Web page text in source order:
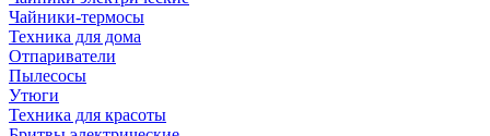
Чайники-термосы
Техника для дома
Отпариватели
Пылесосы
Утюги
Техника для красоты